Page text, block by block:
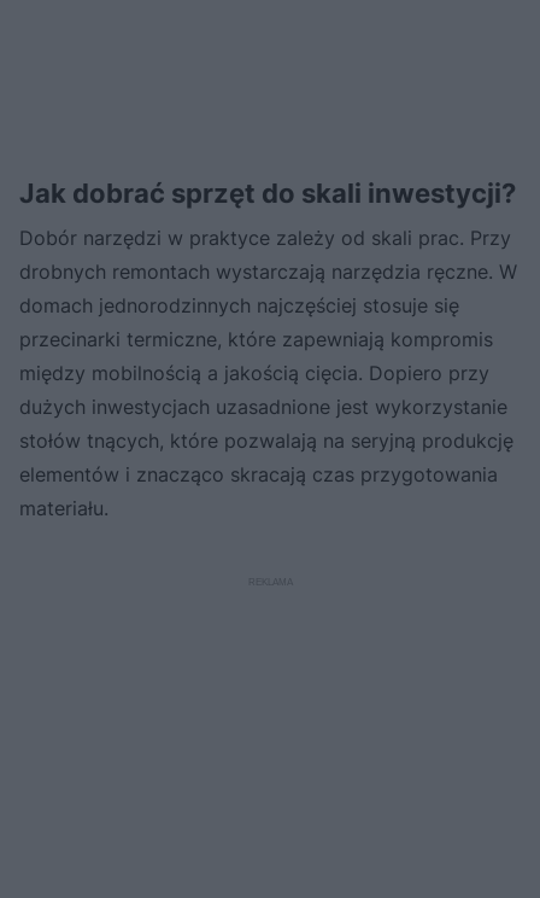
Jak dobrać sprzęt do skali inwestycji?
Dobór narzędzi w praktyce zależy od skali prac. Przy
drobnych remontach wystarczają narzędzia ręczne. W
domach jednorodzinnych najczęściej stosuje się
przecinarki termiczne, które zapewniają kompromis
między mobilnością a jakością cięcia. Dopiero przy
dużych inwestycjach uzasadnione jest wykorzystanie
stołów tnących, które pozwalają na seryjną produkcję
elementów i znacząco skracają czas przygotowania
materiału.